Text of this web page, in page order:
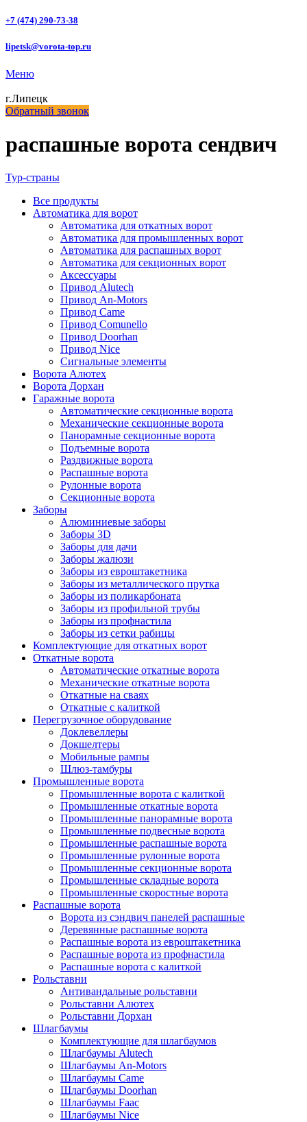
+7 (474) 290-73-38
lipetsk@vorota-top.ru
Меню
г.Липецк
Обратный звонок
распашные ворота сендвич
Тур-страны
Все продукты
Автоматика для ворот
Автоматика для откатных ворот
Автоматика для промышленных ворот
Автоматика для распашных ворот
Автоматика для секционных ворот
Аксессуары
Привод Alutech
Привод An-Motors
Привод Came
Привод Comunello
Привод Doorhan
Привод Nice
Сигнальные элементы
Ворота Алютех
Ворота Дорхан
Гаражные ворота
Автоматические секционные ворота
Механические секционные ворота
Панорамные секционные ворота
Подъемные ворота
Раздвижные ворота
Распашные ворота
Рулонные ворота
Секционные ворота
Заборы
Алюминиевые заборы
Заборы 3D
Заборы для дачи
Заборы жалюзи
Заборы из евроштакетника
Заборы из металлического прутка
Заборы из поликарбоната
Заборы из профильной трубы
Заборы из профнастила
Заборы из сетки рабицы
Комплектующие для откатных ворот
Откатные ворота
Автоматические откатные ворота
Механические откатные ворота
Откатные на сваях
Откатные с калиткой
Перегрузочное оборудование
Доклевеллеры
Докшелтеры
Мобильные рампы
Шлюз-тамбуры
Промышленные ворота
Промышленные ворота с калиткой
Промышленные откатные ворота
Промышленные панорамные ворота
Промышленные подвесные ворота
Промышленные распашные ворота
Промышленные рулонные ворота
Промышленные секционные ворота
Промышленные складные ворота
Промышленные скоростные ворота
Распашные ворота
Ворота из сэндвич панелей распашные
Деревянные распашные ворота
Распашные ворота из евроштакетника
Распашные ворота из профнастила
Распашные ворота с калиткой
Рольставни
Антивандальные рольставни
Рольставни Алютех
Рольставни Дорхан
Шлагбаумы
Комплектующие для шлагбаумов
Шлагбаумы Alutech
Шлагбаумы An-Motors
Шлагбаумы Came
Шлагбаумы Doorhan
Шлагбаумы Faac
Шлагбаумы Nice